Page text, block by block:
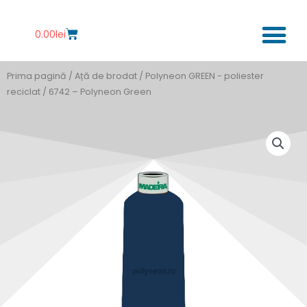
0.00leiCart
Prima pagină / Ață de brodat / Polyneon GREEN - poliester
reciclat / 6742 – Polyneon Green